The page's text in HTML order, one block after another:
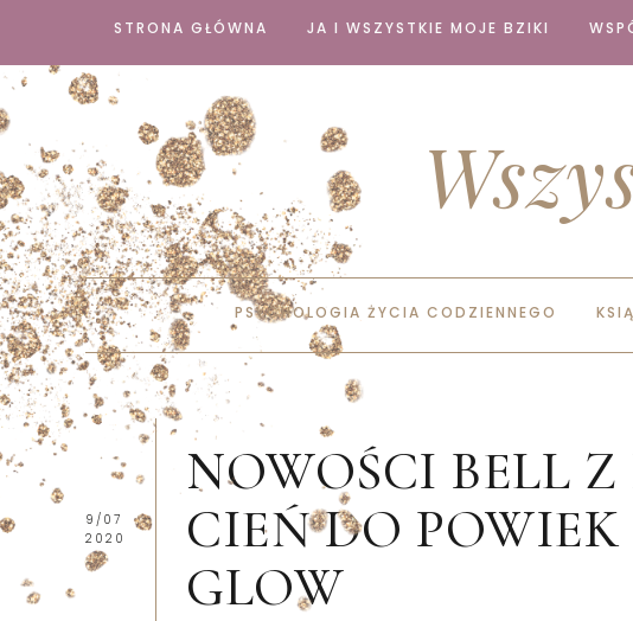
STRONA GŁÓWNA JA I WSZYSTKIE MOJE BZIKI
PSYCHOLOGIA ŻYCIA CODZIENNEGO
9/07
2020
NOWOŚCI BELL
CIEŃ DO
GLOW